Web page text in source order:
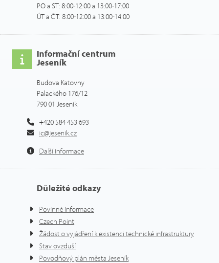
PO a ST: 8:00-12:00 a 13:00-17:00
ÚT a ČT: 8:00-12:00 a 13:00-14:00
Informační centrum
Jeseník
Budova Katovny
Palackého 176/12
790 01 Jeseník
+420 584 453 693
ic@jesenik.cz
Další informace
Důležité odkazy
Povinné informace
Czech Point
Žádost o vyjádření k existenci technické infrastruktury
Stav ovzduší
Povodňový plán města Jeseník